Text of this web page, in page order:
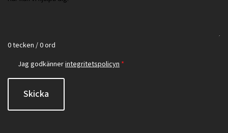
0 tecken / 0 ord
Jag godkännerintegritetspolicyn *
Skicka